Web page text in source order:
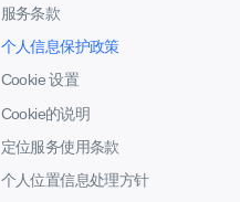
服务条款
个人信息保护政策
Cookie 设置
Cookie的说明
定位服务使用条款
个人位置信息处理方针